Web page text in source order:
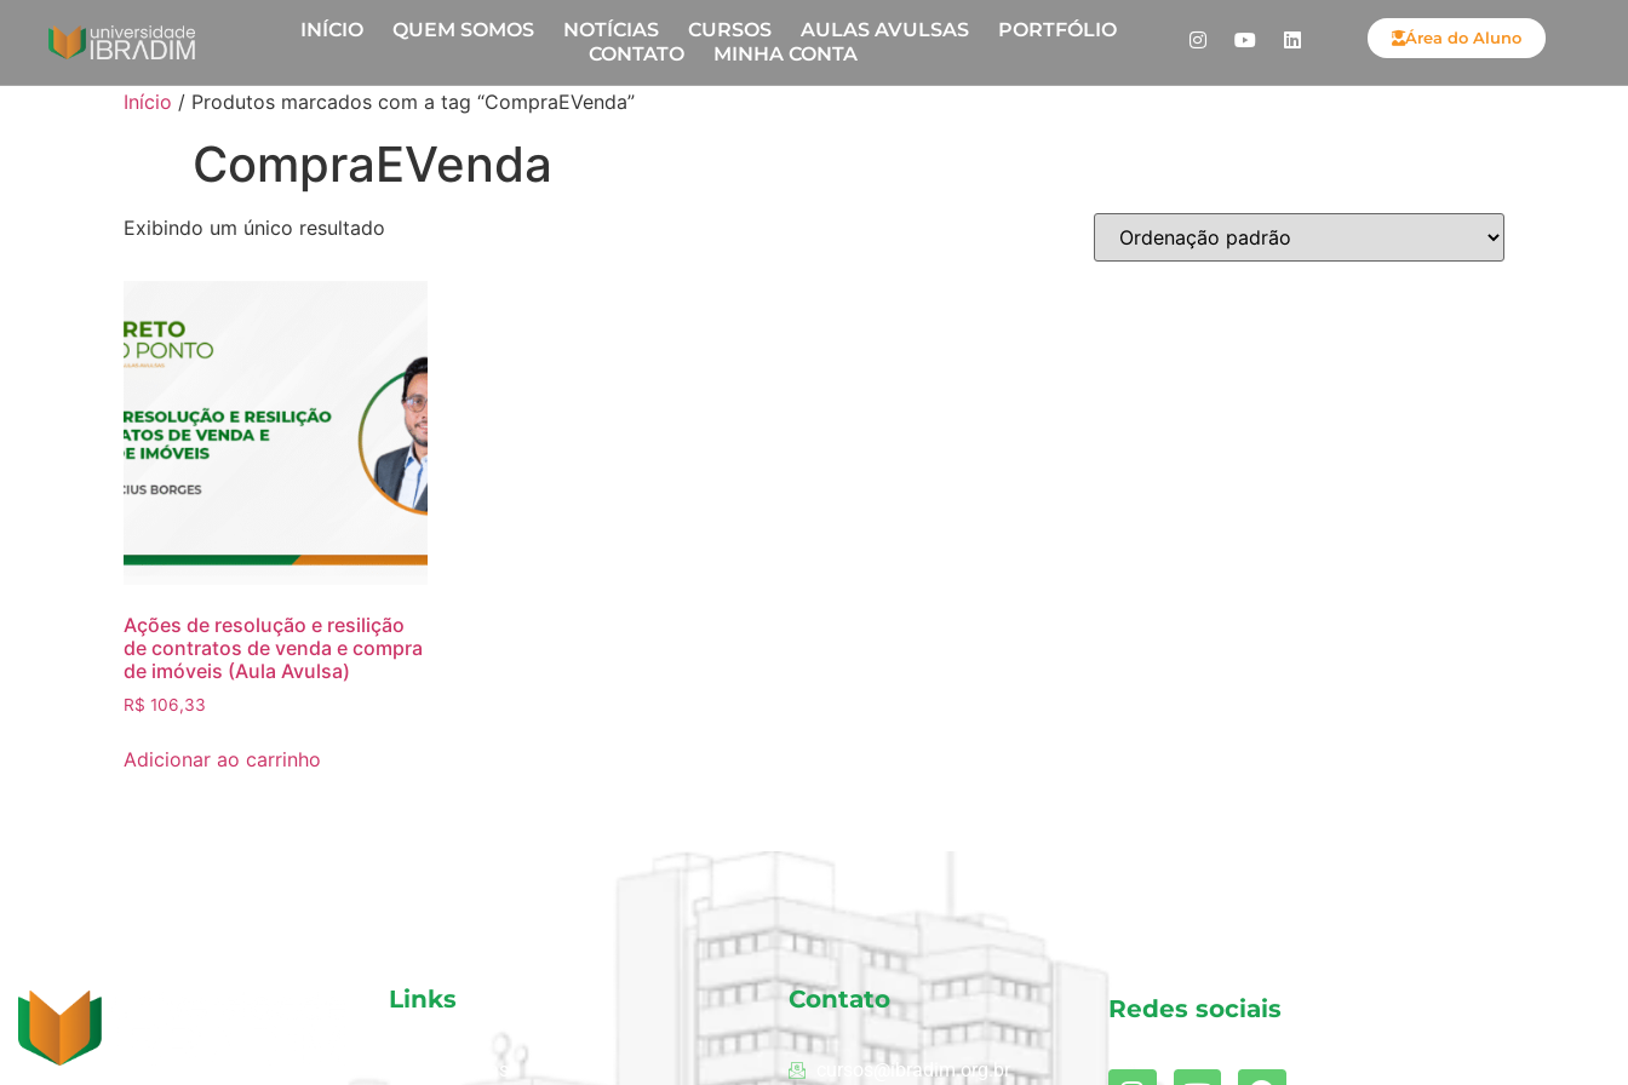
INÍCIO QUEM SOMOS NOTÍCIAS CURSOS AULAS AVULSAS
PORTFÓLIO
CONTATO
MINHA CONTA
Área do Aluno
Início / Produtos marcados com a tag “CompraEVenda”
CompraEVenda
Exibindo um único resultado
Ações de resolução e resilição
de contratos de venda e compra
de imóveis (Aula Avulsa)
R$ 106,33
Adicionar ao carrinho
Links
Aulas avulsas
Contato
cursos@ibradim.org.br
Redes sociais